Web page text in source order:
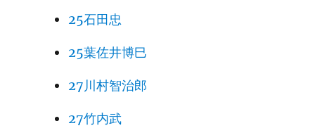
25石田忠
25葉佐井博巳
27川村智治郎
27竹内武